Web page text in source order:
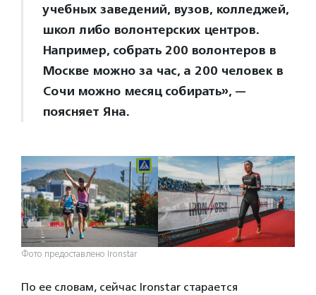
учебных заведений, вузов, колледжей,
школ либо волонтерских центров.
Например, собрать 200 волонтеров в
Москве можно за час, а 200 человек в
Сочи можно месяц собирать», —
поясняет Яна.
Фото предоставлено Ironstar
По ее словам, сейчас Ironstar старается